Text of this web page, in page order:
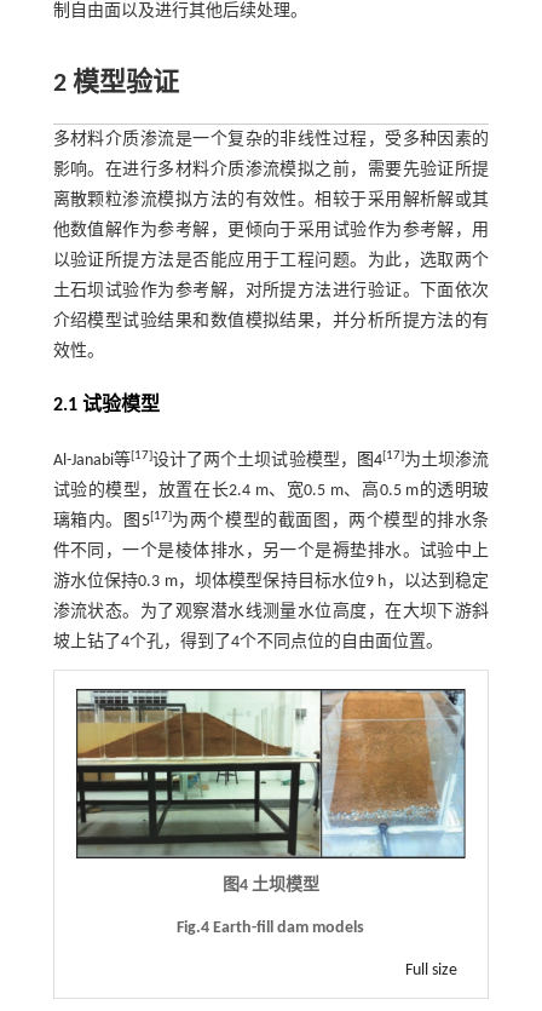
制自由面以及进行其他后续处理。
2 模型验证
多材料介质渗流是一个复杂的非线性过程，受多种因素的
影响。在进行多材料介质渗流模拟之前，需要先验证所提
离散颗粒渗流模拟方法的有效性。相较于采用解析解或其
他数值解作为参考解，更倾向于采用试验作为参考解，用
以验证所提方法是否能应用于工程问题。为此，选取两个
土石坝试验作为参考解，对所提方法进行验证。下面依次
介绍模型试验结果和数值模拟结果，并分析所提方法的有
效性。
2.1 试验模型
Al-Janabi等[17]设计了两个土坝试验模型， 图4[17]为土坝渗流
试验的模型，放置在长2.4 m、宽0.5 m、高0.5 m的透明玻
璃箱内。
图5[17]为两个模型的截面图，两个模型的排水条
件不同，一个是棱体排水，另一个是褥垫排水。试验中上
游水位保持0.3 m，坝体模型保持目标水位9 h，以达到稳定
渗流状态。为了观察潜水线测量水位高度，在大坝下游斜
坡上钻了4个孔，得到了4个不同点位的自由面位置。
图4 土坝模型
Fig.4 Earth-fill dam models
Full size